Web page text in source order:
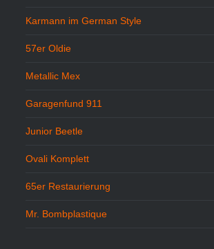
Karmann im German Style
57er Oldie
Metallic Mex
Garagenfund 911
Junior Beetle
Ovali Komplett
65er Restaurierung
Mr. Bombplastique